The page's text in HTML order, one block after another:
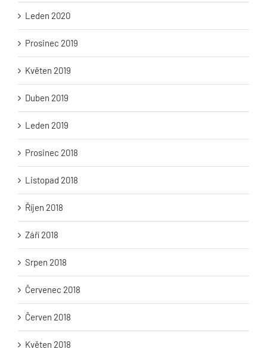
Leden 2020
Prosinec 2019
Květen 2019
Duben 2019
Leden 2019
Prosinec 2018
Listopad 2018
Říjen 2018
Září 2018
Srpen 2018
Červenec 2018
Červen 2018
Květen 2018